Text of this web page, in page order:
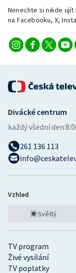
Nenechte si nikde
na Facebooku, X,
TV program
Živé vysílání
TV poplatky
Divácké centrum
každý všední den:
261 136 113
Vzhled
Světlý